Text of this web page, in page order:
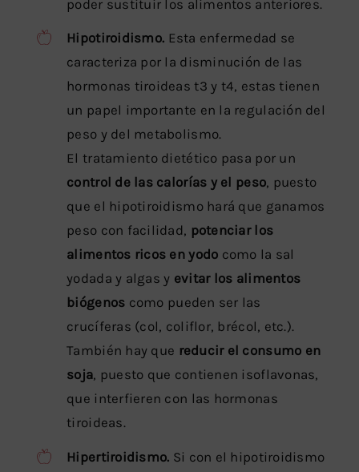
poder sustituir los alimentos anteriores.
Hipotiroidismo. Esta enfermedad se
caracteriza por la disminución de las
hormonas tiroideas t3 y t4, estas tienen
un papel importante en la regulación del
peso y del metabolismo.
El tratamiento dietético pasa por un
control de las calorías y el peso, puesto
que el hipotiroidismo hará que ganamos
peso con facilidad, potenciar los
alimentos ricos en yodo como la sal
yodada y algas y evitar los alimentos
biógenos como pueden ser las
crucíferas (col, coliflor, brécol, etc.).
También hay que reducir el consumo en
soja, puesto que contienen isoflavonas,
que interfieren con las hormonas
tiroideas.
Hipertiroidismo. Si con el hipotiroidismo